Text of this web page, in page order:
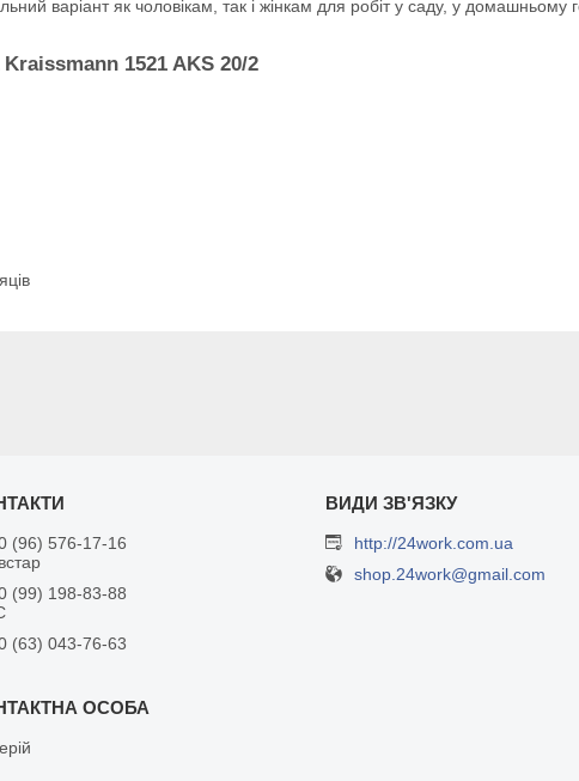
варіант як чоловікам, так і жінкам для робіт у саду, у домашньому
Kraissmann 1521 AKS 20/2
(96) 576-17-16
(99) 198-83-88
(63) 043-76-63
http://24work.com.ua
shop.24work@gmail.com